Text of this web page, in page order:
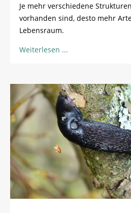
Je mehr verschiedene
vorhanden sind, desto mehr
Lebensraum.
Weiterlesen